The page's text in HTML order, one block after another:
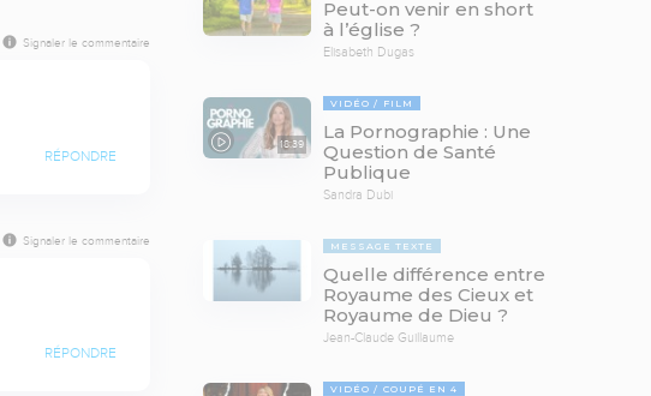
Signaler le commentaire
RÉPONDRE
Signaler le commentaire
RÉPONDRE
Peut-on venir en short
à l’église ?
Elisabeth Dugas
18:39
VIDÉO FILM
La Pornographie : Une
Question de Santé
Publique
Sandra Dubi
MESSAGE TEXTE
Quelle différence entre
Royaume des Cieux et
Royaume de Dieu ?
Jean-Claude Guillaume
VIDÉO COUPÉ EN 4